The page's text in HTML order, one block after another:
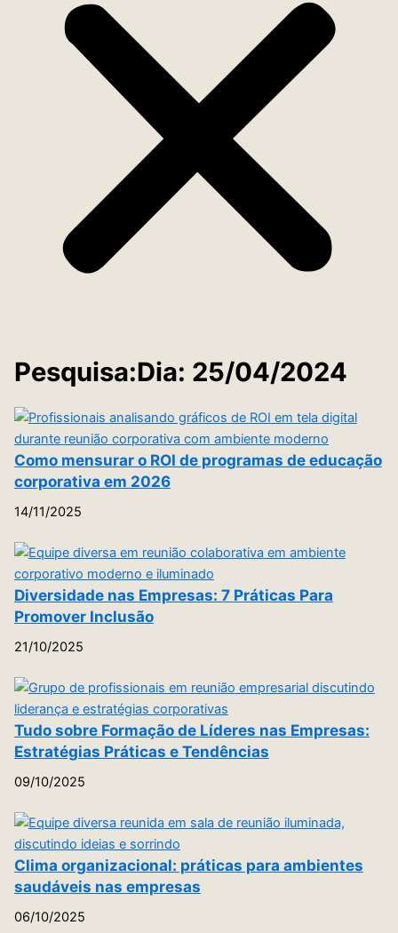
Pesquisa:Dia: 25/04/2024
Como mensurar o ROI de programas de educação
corporativa em 2026
14/11/2025
Diversidade nas Empresas: 7 Práticas Para
Promover Inclusão
21/10/2025
Tudo sobre Formação de Líderes nas Empresas:
Estratégias Práticas e Tendências
09/10/2025
Clima organizacional: práticas para ambientes
saudáveis nas empresas
06/10/2025